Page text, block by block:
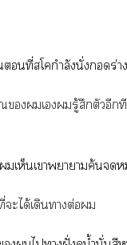
ที่สโคกำลังนั่งร่า
เรู้สึกตัวอีก
เห็นเาาาค้น
ะได้เดินาต่อ